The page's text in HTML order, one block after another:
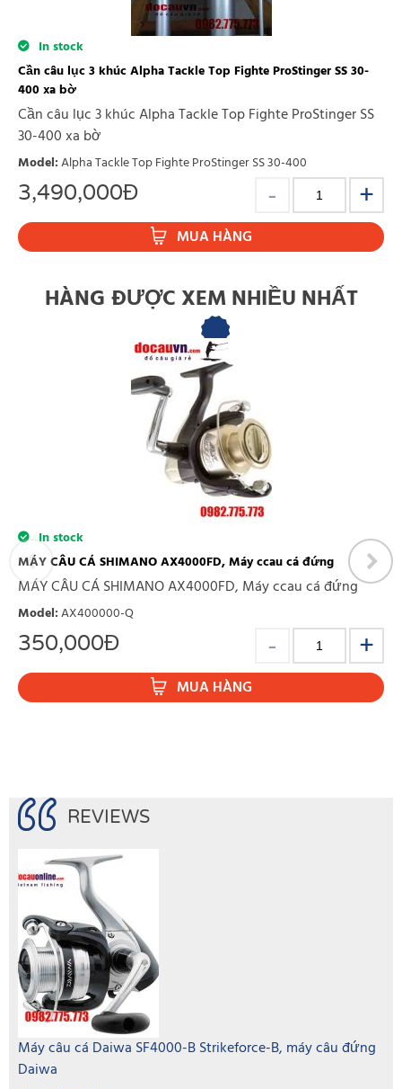
In stock
Cần câu lục 3 khúc Alpha Tackle Top Fighte ProStinger SS 30-
400 xa bờ
Cần câu lục 3 khúc Alpha Tackle Top Fighte ProStinger SS
30-400 xa bờ
Model:Alpha Tackle Top Fighte ProStinger SS 30-400
3,490,000Đ
MUA HÀNG
HÀNG ĐƯỢC XEM NHIỀU NHẤT
In stock
MÁY CÂU CÁ SHIMANO AX4000FD, Máy ccau cá đứng
MÁY CÂU CÁ SHIMANO AX4000FD, Máy ccau cá đứng
Model:AX400000-Q
350,000Đ
MUA HÀNG
REVIEWS
Máy câu cá Daiwa SF4000-B Strikeforce-B, máy câu đứng
Daiwa